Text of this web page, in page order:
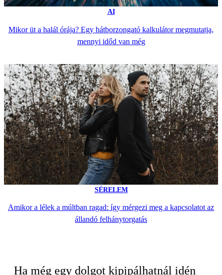
AI
Mikor üt a halál órája? Egy hátborzongató kalkulátor megmutatja,
mennyi időd van még
SÉRELEM
Amikor a lélek a múltban ragad: így mérgezi meg a kapcsolatot az
állandó felhánytorgatás
Ha még egy dolgot kipipálhatnál idén